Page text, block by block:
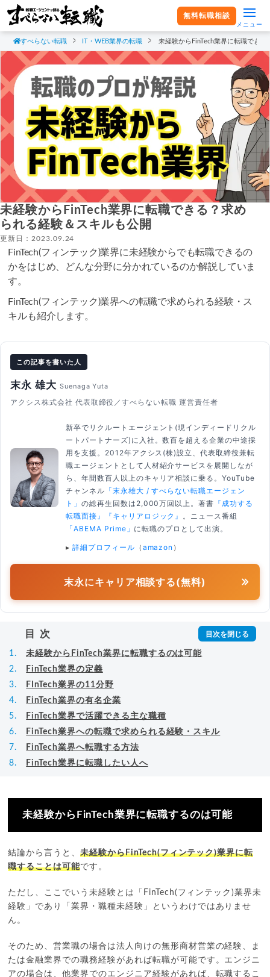
無料転職相談
メニュー
すべらない転職 IT・WEB業界の転職 未経験からFinTech業界に転職でき
未経験からFinTech業界に転職できる？求め
られる経験＆スキルも公開
更新日：2023.09.24
FinTech(フィンテック)業界に未経験からでも転職できるの
かをはじめ、どんな分野に分かれているのか解説していま
す。
FinTech(フィンテック)業界への転職で求められる経験・ス
キルも紹介します。
この記事を書いた人
末永 雄大 Suenaga Yuta
アクシス株式会社 代表取締役／すべらない転職 運営責任者
新卒でリクルートエージェント(現インディードリクル
ートパートナーズ)に入社。数百を超える企業の中途採
用を支援。2012年アクシス(株)設立、代表取締役兼転
職エージェントとして人材紹介サービスを展開しなが
ら、年間数百人以上のキャリア相談に乗る。YouTube
チャンネル 「末永雄大 / すべらない転職エージェン
ト」 の総再生回数は2,000万回以上。著書 『成功する
転職面接』
『キャリアロジック』
。ニュース番組
「ABEMA Prime」 に転職のプロとして出演。
▸ 詳細プロフィール （ amazon ）
末永にキャリア相談する(無料)
目次
未経験からFinTech業界に転職するのは可能
FinTech業界の定義
FInTech業界の11分野
FinTech業界の有名企業
FinTech業界で活躍できる主な職種
FinTech業界への転職で求められる経験・スキル
FinTech業界へ転職する方法
FinTech業界に転職したい人へ
未経験からFinTech業界に転職するのは可能
結論から言うと、未経験からFinTech(フィンテック)業界に転
職することは可能です。
ただし、ここでいう未経験とは「FinTech(フィンテック)業界未
経験」であり「業界・職種未経験」というわけではありませ
ん。
そのため、営業職の場合は法人向けの無形商材営業の経験、ま
たは金融業界での職務経験があれば転職が可能です。エンジニ
アの場合は、他業界でのエンジニア経験があれば、転職するこ